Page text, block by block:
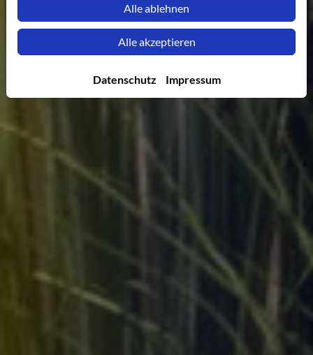
Alle ablehnen
Alle akzeptieren
Datenschutz Impressum